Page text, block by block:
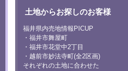
土地からお探しのお客様
福井県内売地情報PICUP
・福井市舞屋町
・福井市花堂中2丁目
・越前市妙法寺町(全2区画)
それぞれの土地に合わせた